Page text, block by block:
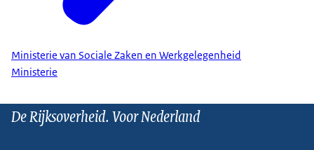
Ministerie van Sociale Zaken en Werkgelegenheid
Ministerie
De Rijksoverheid. Voor Nederland